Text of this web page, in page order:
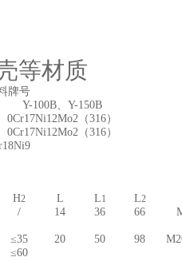
等材质
牌号
Y-100B、Y-150B
0Cr17Ni12Mo2（316）
0Cr17Ni12Mo2（316）
H2 L L1 L2
/ 14 36 66
≤35 20 50 98
≤60